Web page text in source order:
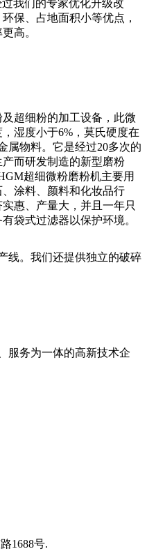
我们的专家优化升级改
保、占地面积小等优点，
高。
超细粉的加工设备，此微
湿度小于6%，莫氏硬度在
属物料。它是经过20多次的
而研发制造的新型磨粉
超细微粉磨粉机主要用
涂料、颜料和化妆品行
惠、产量大，并且一年只
袋式过滤器以保护环境。
线。我们还提供独立的破碎
服务为一体的高新技术企
1688号.